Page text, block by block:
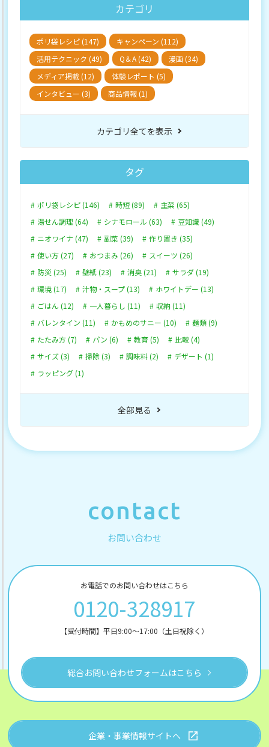
カテゴリ
ポリ袋レシピ (147)
キャンペーン (112)
活用テクニック (49)
Q＆A (42)
漫画 (34)
メディア掲載 (12)
体験レポート (5)
インタビュー (3)
商品情報 (1)
カテゴリ全てを表示
タグ
ポリ袋レシピ (146) 時短 (89)
主菜 (65)
湯せん調理 (64)
シナモロール (63)
豆知識 (49)
ニオワイナ (47)
副菜 (39)
作り置き (35)
使い方 (27)
おつまみ (26)
スイーツ (26)
防災 (25)
壁紙 (23) 消臭 (21)
サラダ (19)
環境 (17)
汁物・スープ (13)
ホワイトデー (13)
ごはん (12)
一人暮らし (11)
収納 (11)
バレンタイン (11)
かもめのサニー (10)
麺類 (9)
たたみ方 (7)
パン (6) 教育 (5)
比較 (4)
サイズ (3)
掃除 (3) 調味料 (2)
デザート (1)
ラッピング (1)
全部見る
contact
お問い合わせ
お電話でのお問い合わせはこちら
0120-328917
【受付時間】平日9:00～17:00（土日祝除く）
総合お問い合わせフォームはこちら
企業・事業情報サイトへ